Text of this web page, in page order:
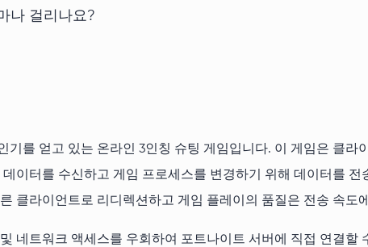
나 걸리나요?
기를 얻고 있는 온라인 3인칭 슈팅 게임입니다. 이 게임은 클
이터를 수신하고 게임 프로세스를 변경하기 위해 데이터를
클라이언트로 리디렉션하고 게임 플레이의 품질은 전송 속도
네트워크 액세스를 우회하여 포트나이트 서버에 직접 연결